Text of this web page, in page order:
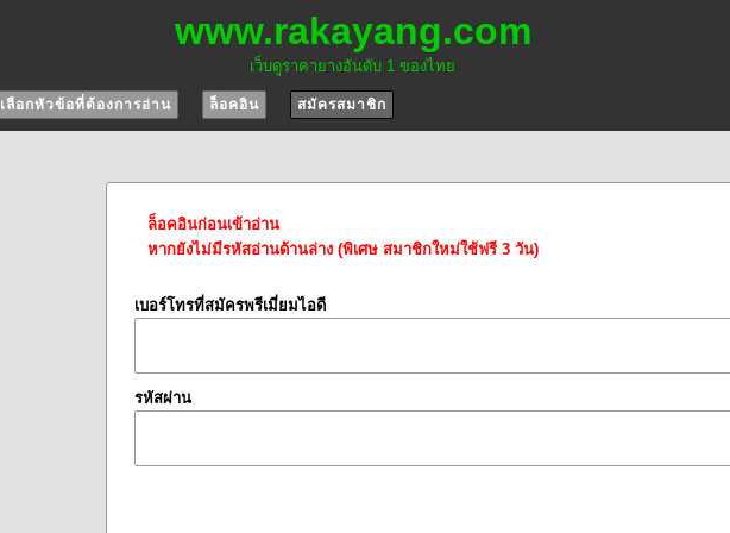
www.rakayang.com
เว็บดูราคายางอันดับ 1 ของไทย
เลือกหัวข้อที่ต้องการอ่าน ล็อคอิน สมัครสมาชิก
ล็อคอินก่อนเข้าอ่าน
หากยังไม่มีรหัสอ่านด้านล่าง (พิเศษ สมาชิกใหม่ใช้ฟรี 3 วัน)
เบอร์โทรที่สมัครพรีเมี่ยมไอดี
รหัสผ่าน